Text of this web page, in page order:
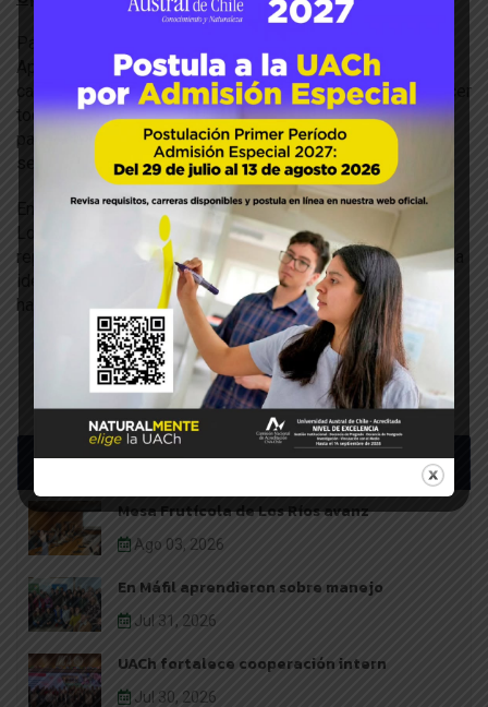
Apicultores de Loncoche, que integran 35 personas, este
capacitación fue muy valiosa por que les permitió fortalecer
todo el tema de las enfermedades de las abejas y “es la
parte inicial de lo que necesitamos y pensamos hacer un
segunda etapa”.
En tanto, Nelson Müller Cortés, jefe técnico del PDTI
Loncoche, indicó que en este curso asistieron
representantes de todos los sectores de la comuna, con la
idea de “nivelar en conocimiento, ya que la mayoría nunca
había trabajado en un laboratorio de la universidad”.
Últimas noticias
Mesa Frutícola de Los Ríos avanz
Ago 03, 2026
En Máfil aprendieron sobre manejo
Jul 31, 2026
UACh fortalece cooperación intern
Jul 30, 2026